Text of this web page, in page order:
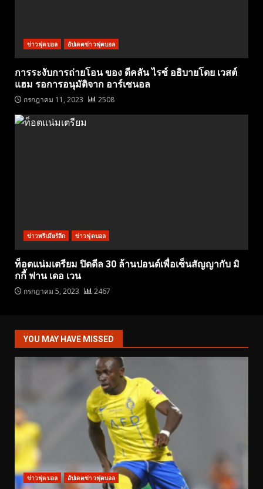
ข่าวฟุตบอล อัปเดตข่าวฟุตบอล
การระงับการถ่ายโอน ของ ดีคลัน ไรซ์ อธิบายโดย เวสต์
แฮม รอการอนุมัติจาก อาร์เซนอล
กรกฎาคม 11, 2023 2508
ข่าวพรีเมียร์ลีก ข่าวฟุตบอล
ท็อตแน่มเตรียม ปิดดีล 30 ล้านปอนด์เพื่อเซ็นสัญญากับ มิ
กกี้ ฟาน เดอ เวน
กรกฎาคม 5, 2023 2467
YOU MAY HAVE MISSED
ข่าวฟุตบอล อัปเดตข่าวฟุตบอล